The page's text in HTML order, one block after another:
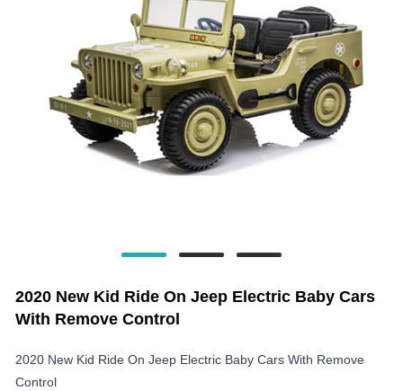
2020 New Kid Ride On Jeep Electric Baby Cars
With Remove Control
2020 New Kid Ride On Jeep Electric Baby Cars With Remove
Control